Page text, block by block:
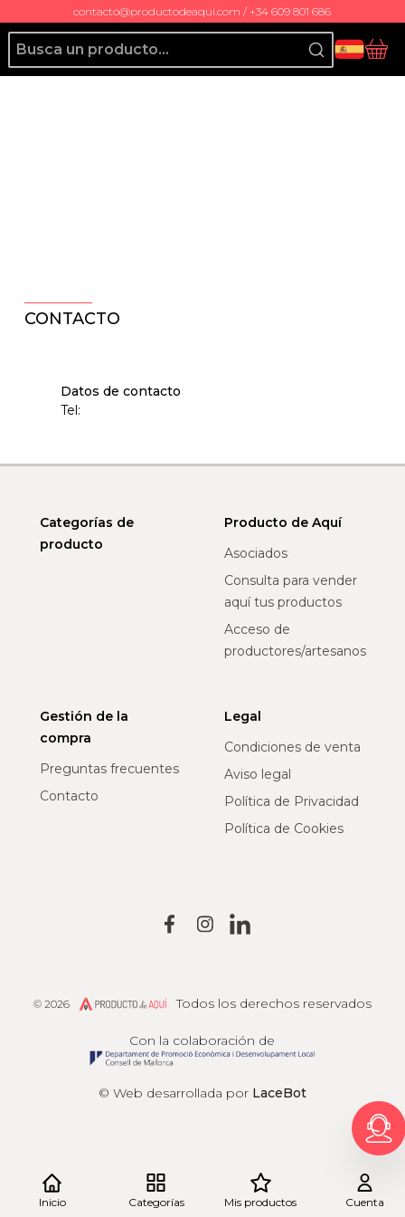
contacto@productodeaqui.com / +34 609 801 686
Producto de Aquí
CONTACTO
Datos de contacto
Tel:
Categorías de
producto
Producto de Aquí
Asociados
Consulta para vender
aquí tus productos
Acceso de
productores/artesanos
Gestión de la
compra
Preguntas frecuentes
Contacto
Legal
Condiciones de venta
Aviso legal
Política de Privacidad
Política de Cookies
© Web desarrollada por LaceBot
Con la colaboración de
© 2026 Producto de AquíTodos los derechos reservados
Inicio Categorías Mis productos Cuenta